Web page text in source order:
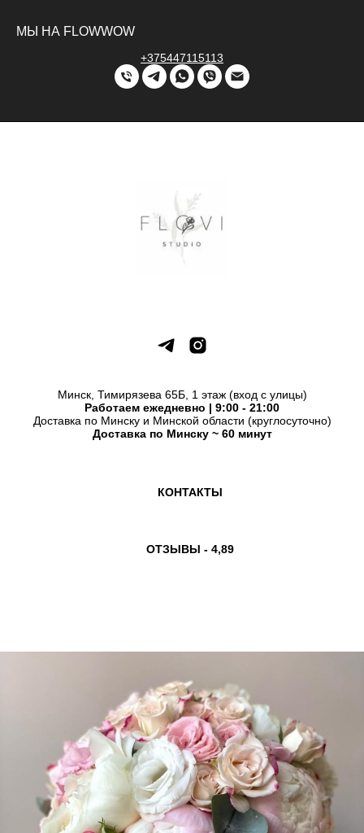
МЫ НА FLOWWOW
+375447115113
Минск, Тимирязева 65Б, 1 этаж (вход с улицы)
Работаем ежедневно | 9:00 - 21:00
Доставка по Минску и Минской области (круглосуточно)
Доставка по Минску ~ 60 минут
КОНТАКТЫ
ОТЗЫВЫ - 4,89